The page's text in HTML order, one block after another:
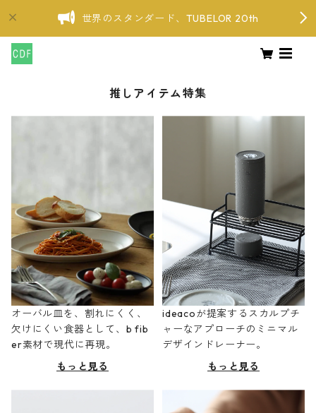
世界のスタンダード、TUBELOR 20th
推しアイテム特集
オーバル皿を、割れにくく、
欠けにくい食器として、b fib
er素材で現代に再現。
もっと見る
ideacoが提案するスカルプチ
ャーなアプローチのミニマル
デザインドレーナー。
もっと見る